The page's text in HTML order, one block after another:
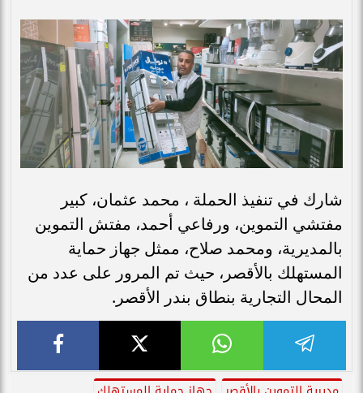
شارك في تنفيذ الحملة ، محمد عثمان، كبير
مفتشي التموين، ورفاعي أحمد، مفتش التموين
بالمديرية، ومحمد صلاح، ممثل جهاز حماية
المستهلك بالأقصر، حيث تم المرور على عدد من
المحال التجارية بنطاق بندر الأقصر.